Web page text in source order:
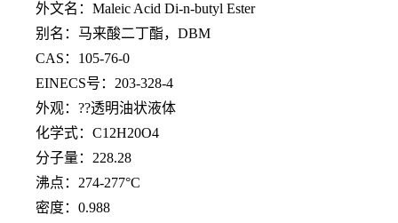
外文名： Maleic Acid Di-n-butyl Ester
别名：马来酸二丁酯， DBM
CAS：105-76-0
EINECS号：203-328-4
外观：??透明油状液体
化学式： C12H20O4
分子量： 228.28
沸点： 274-277°C
密度： 0.988